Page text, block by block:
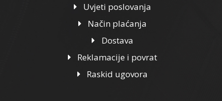
Uvjeti poslovanja
Način plaćanja
Dostava
Reklamacije i povrat
Raskid ugovora